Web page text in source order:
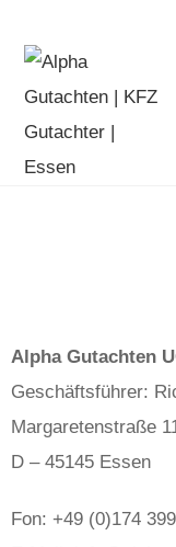
Alpha Gutachten
Geschäftsführer:
Margaretenstraße
D – 45145 Essen
Fon: +49 (0)174